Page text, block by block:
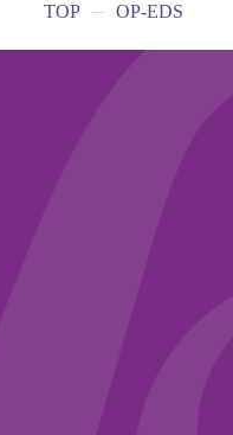
TOP OP-EDS